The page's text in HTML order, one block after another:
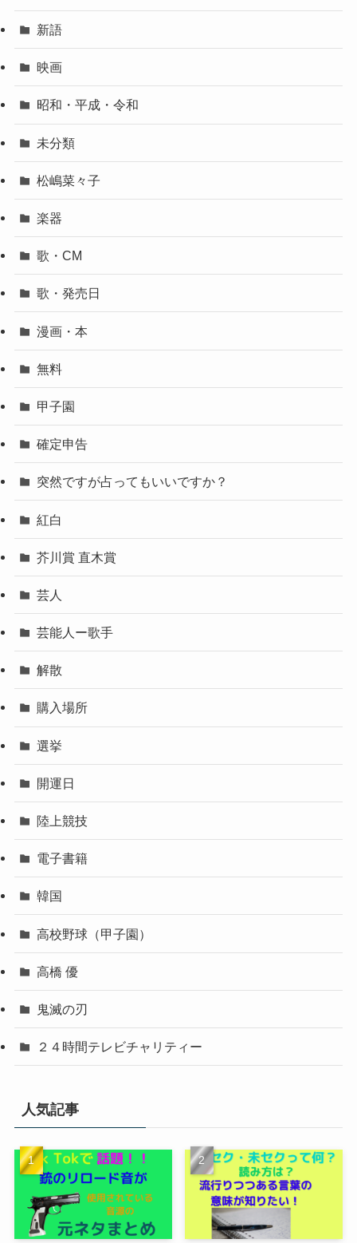
新語
映画
昭和・平成・令和
未分類
松嶋菜々子
楽器
歌・CM
歌・発売日
漫画・本
無料
甲子園
確定申告
突然ですが占ってもいいですか？
紅白
芥川賞 直木賞
芸人
芸能人ー歌手
解散
購入場所
選挙
開運日
陸上競技
電子書籍
韓国
高校野球（甲子園）
高橋 優
鬼滅の刃
２４時間テレビチャリティー
人気記事